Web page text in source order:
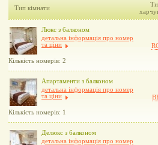
Тип кімнати
Люкс з балконом
детальна інформація про номер
та ціни
Кількість номерів: 2
Апартаменти з балконом
детальна інформація про номер
та ціни
Кількість номерів: 1
Делюкс з балконом
детальна інформація про номер